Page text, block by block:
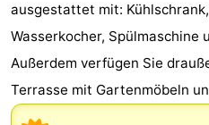
ausgestattet mit:
Wasserkocher, Spülmaschine
Außerdem verfügen Sie
Terrasse mit Gartenmöbeln